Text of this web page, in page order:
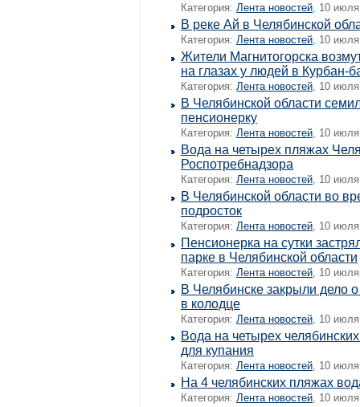
Категория: Лента новостей, 10
В реке Ай в Челябинской
Категория: Лента новостей, 10
Жители Магнитогорска
на глазах у людей в Курбан-
Категория: Лента новостей, 10
В Челябинской области
пенсионерку
Категория: Лента новостей, 10
Вода на четырех пляжах
Роспотребнадзора
Категория: Лента новостей, 10
В Челябинской области во
подросток
Категория: Лента новостей, 10
Пенсионерка на сутки
парке в Челябинской области
Категория: Лента новостей, 10
В Челябинске закрыли дело
в колодце
Категория: Лента новостей, 10
Вода на четырех
для купания
Категория: Лента новостей, 10
На 4 челябинских пляжах
Категория: Лента новостей, 10